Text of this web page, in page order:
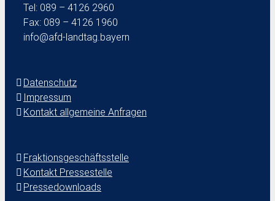
Tel: 089 – 4126 2960
Fax: 089 – 4126 1960
info@afd-landtag.bayern
Datenschutz
Impressum
Kontakt allgemeine Anfragen
Fraktionsgeschäftsstelle
Kontakt Pressestelle
Pressedownloads